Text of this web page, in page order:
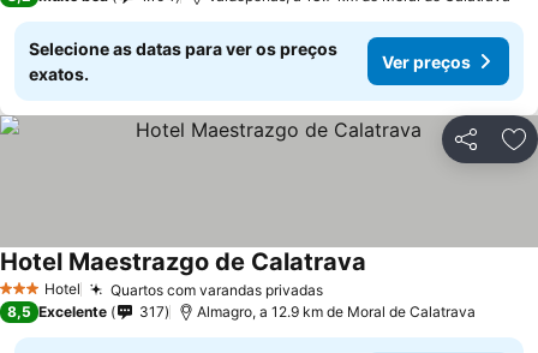
Selecione as datas para ver os preços
exatos.
Ver preços
Partilhar
3 EstrelasHotel Quartos com varandas privadas
Hotel Maestrazgo de Calatrava
8,5 Excelente 317 Almagro, a 12.9 km de Moral de Calatrava